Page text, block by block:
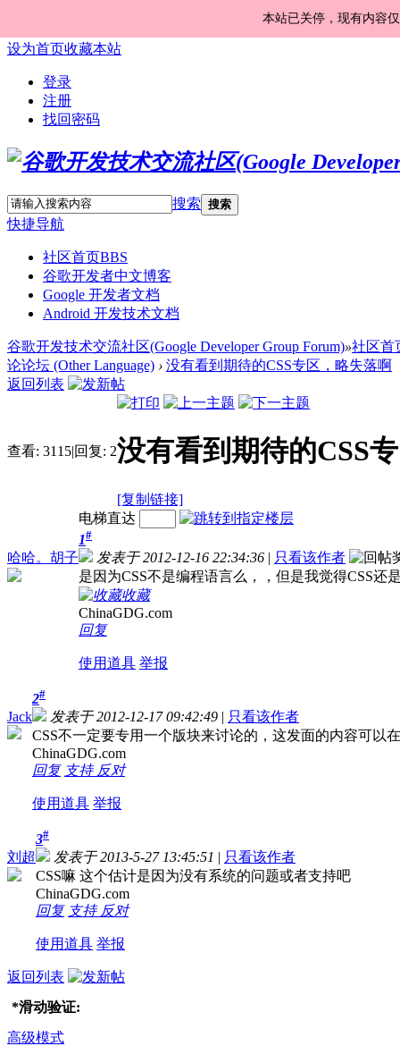
本站已关停，现有内容
设为首页收藏本站
登录
注册
找回密码
搜索 搜索
快捷导航
社区首页BBS
谷歌开发者中文博客
Google 开发者文档
Android 开发技术文档
谷歌开发技术交流社区(Google Developer Group Forum)»社区首
论论坛 (Other Language) › 没有看到期待的CSS专区，略失落啊
返回列表
查看: 3115|回复: 2没有看到期待的CSS
[复制链接]
哈哈。胡子
电梯直达
1#
发表于 2012-12-16 22:34:36 | 只看该作者
是因为CSS不是编程语言么，，但是我觉得CSS还
收藏
ChinaGDG.com
回复
使用道具 举报
Jack
2#
发表于 2012-12-17 09:42:49 | 只看该作者
CSS不一定要专用一个版块来讨论的，这发面的内容可以
ChinaGDG.com
回复 支持 反对
使用道具 举报
刘超
3#
发表于 2013-5-27 13:45:51 | 只看该作者
CSS嘛 这个估计是因为没有系统的问题或者支持吧
ChinaGDG.com
回复 支持 反对
使用道具 举报
返回列表
*滑动验证:
高级模式